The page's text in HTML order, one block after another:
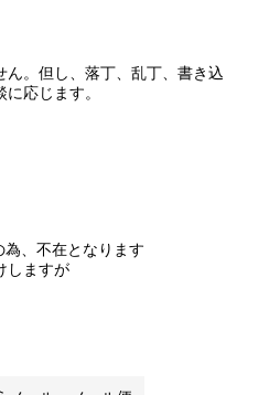
ん。但し、落丁、乱丁、書き込
応じます。
、不在となります
しますが